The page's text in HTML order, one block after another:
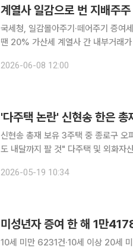
계열사 일감으로 번 지배주
국세청, 일감몰아주기·떼어주기 증
땐 20% 가산세 계열사 간 내부거래가 단순한 그룹 내 효율 문제를 넘어 지배주주와 친족의 세금 리
면 그 법인 지배주주 등이 얻은 간접
2026-06-08 12:00
'다주택 논란' 신현송 한은
신현송 총재 보유 3주택 중 종로구
도 내달까지 팔 것" 다주택 및 외화자산 보유 이슈로 취임 전 논란의 중심에 섰던 신현송 한국은행
지수펀드(ETF), 영국 국채 등 외화 자
2026-05-19 10:34
미성년자 증여 한 해 1만
10세 미만 6231건·10세 이상 20세